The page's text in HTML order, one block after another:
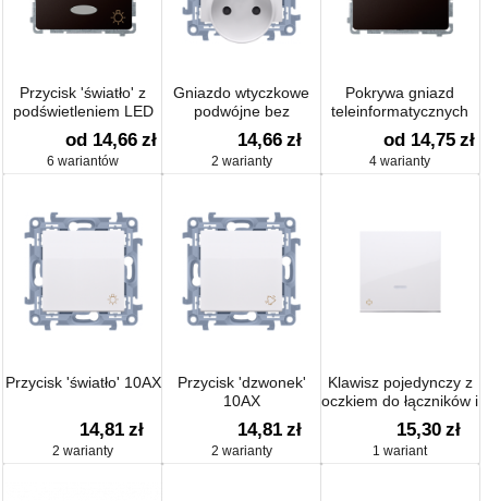
Przycisk 'światło' z
podświetleniem LED
od 14,66 zł
6 wariantów
Gniazdo wtyczkowe
podwójne bez
uziemienia 16A
14,66 zł
2 warianty
Pokrywa gniazd
teleinformatycznych
na Keystone płaska
podwójna
od 14,75 zł
4 warianty
Przycisk 'światło' 10AX
14,81 zł
2 warianty
Przycisk 'dzwonek'
10AX
14,81 zł
2 warianty
Klawisz pojedynczy z
oczkiem do łączników i
przycisków
podświetlanych
15,30 zł
1 wariant